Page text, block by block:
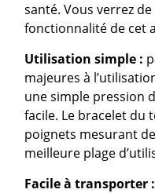
santé. Vous verrez
fonctionnalité de cet
Utilisation simple :
majeures à
une simple pression
facile. Le bracelet du
poignets mesurant
meilleure plage
Facile à transporter :